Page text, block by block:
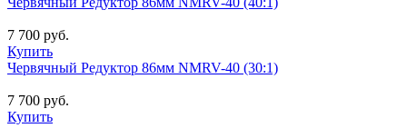
7 700 руб.
Купить
Червячный Редуктор 86мм NMRV-40 (30:1)
7 700 руб.
Купить